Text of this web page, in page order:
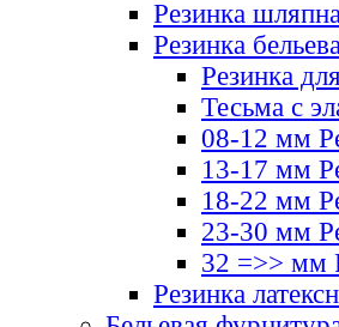
Резинка
Резинка
Резинка
Тесьма с
08-12 мм
13-17 мм
18-22 мм
23-30 мм
32 =>> мм
Резинка